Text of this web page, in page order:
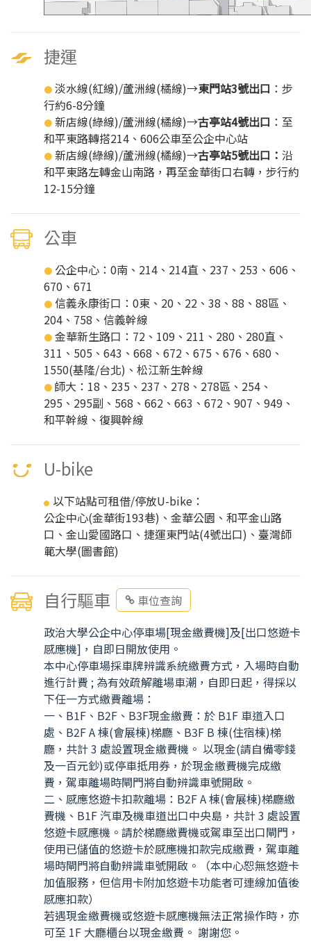
捷運
● 淡水線(紅線)/蘆洲線(橘線)→東門站3號出口 ：步
行約6-8分鐘
● 新店線(綠線)/蘆洲線(橘線)→古亭站4號出口 ：至
和平東路轉搭214、606公車至公企中心站
● 新店線(綠線)/蘆洲線(橘線)→古亭站5號出口： 沿
和平東路左轉金山南路，再至金華街口右轉，步行約
12-15分鐘
公車
● 公企中心：0南、214、214直、237、253、606、
670、671
● 信義永康街口：0東、20、22、38、88、88區、
204、758、信義幹線
● 金華新生路口：72、109、211、280、280直、
311、505、643、668、672、675、676、680、
1550(基隆/台北)、松江新生幹線
● 師大：18、235、237、278、278區、254、
295、295副、568、662、663、672、907、949、
和平幹線、復興幹線
U-bike
● 以下站點可租借/停放U-bike：
公企中心(金華街193巷)、金華公園、和平金山路
口、金山愛國路口、捷運東門站(4號出口)、臺灣師
範大學(圖書館)
自行驅車
車位查詢
政治大學公企中心停車場[現金繳費機]及[出口悠遊卡
感應機]，自即日開放使用。
本中心停車場採車牌辨識系統繳費方式，入場時自動
進行計費 ; 為有效疏解離場車潮，自即日起，得採以
下任一方式繳費離場：
一、B1F、B2F、B3F現金繳費：於 B1F 車道入口
處、B2F A 棟(會展棟)梯廳、B3F B 棟(住宿棟)梯
廳，共計 3 處設置現金繳費機。 以現金(請自備零錢
及一百元鈔)或停車抵用券，於現金繳費機完成繳
費，駕車離場時閘門將自動辨識車號開啟。
二、感應悠遊卡扣款離場：B2F A 棟(會展棟)梯廳繳
費機、B1F 汽車及機車道出口中央島，共計 3 處設置
悠遊卡感應機。請於梯廳繳費機或駕車至出口閘門，
使用已儲值的悠遊卡於感應機扣款完成繳費，駕車離
場時閘門將自動辨識車號開啟。（本中心恕無悠遊卡
加值服務，但信用卡附加悠遊卡功能者可連線加值後
感應扣款）
若遇現金繳費機或悠遊卡感應機無法正常操作時，亦
可至 1F 大廳櫃台以現金繳費。 謝謝您。